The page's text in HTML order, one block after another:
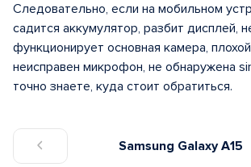
Samsung Galaxy A15
Следовательно, если на мобильном
садится аккумулятор, разбит дисплей,
функционирует основная камера,
неисправен микрофон, не обнаружена
точно знаете, куда стоит обратиться.